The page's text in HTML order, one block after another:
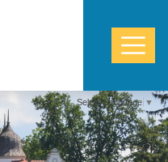
Select Language ▼